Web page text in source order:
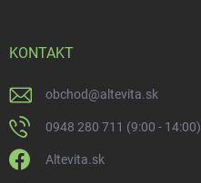
KONTAKT
obchod@altevita.sk
0948 280 711 (9:00 - 14:00)
Altevita.sk